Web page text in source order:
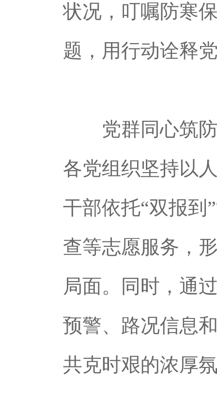
状况，叮嘱防寒
题，用行动诠释
党群同心筑防
各党组织坚持以
干部依托“双报到
查等志愿服务，
局面。同时，通
预警、路况信息
共克时艰的浓厚